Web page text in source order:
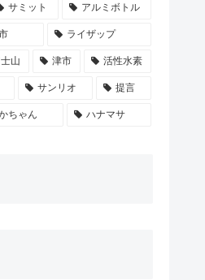
サミット アルミボトル
ライザップ
山 津市 活性水素
サンリオ 提言
ちゃん ハナマサ